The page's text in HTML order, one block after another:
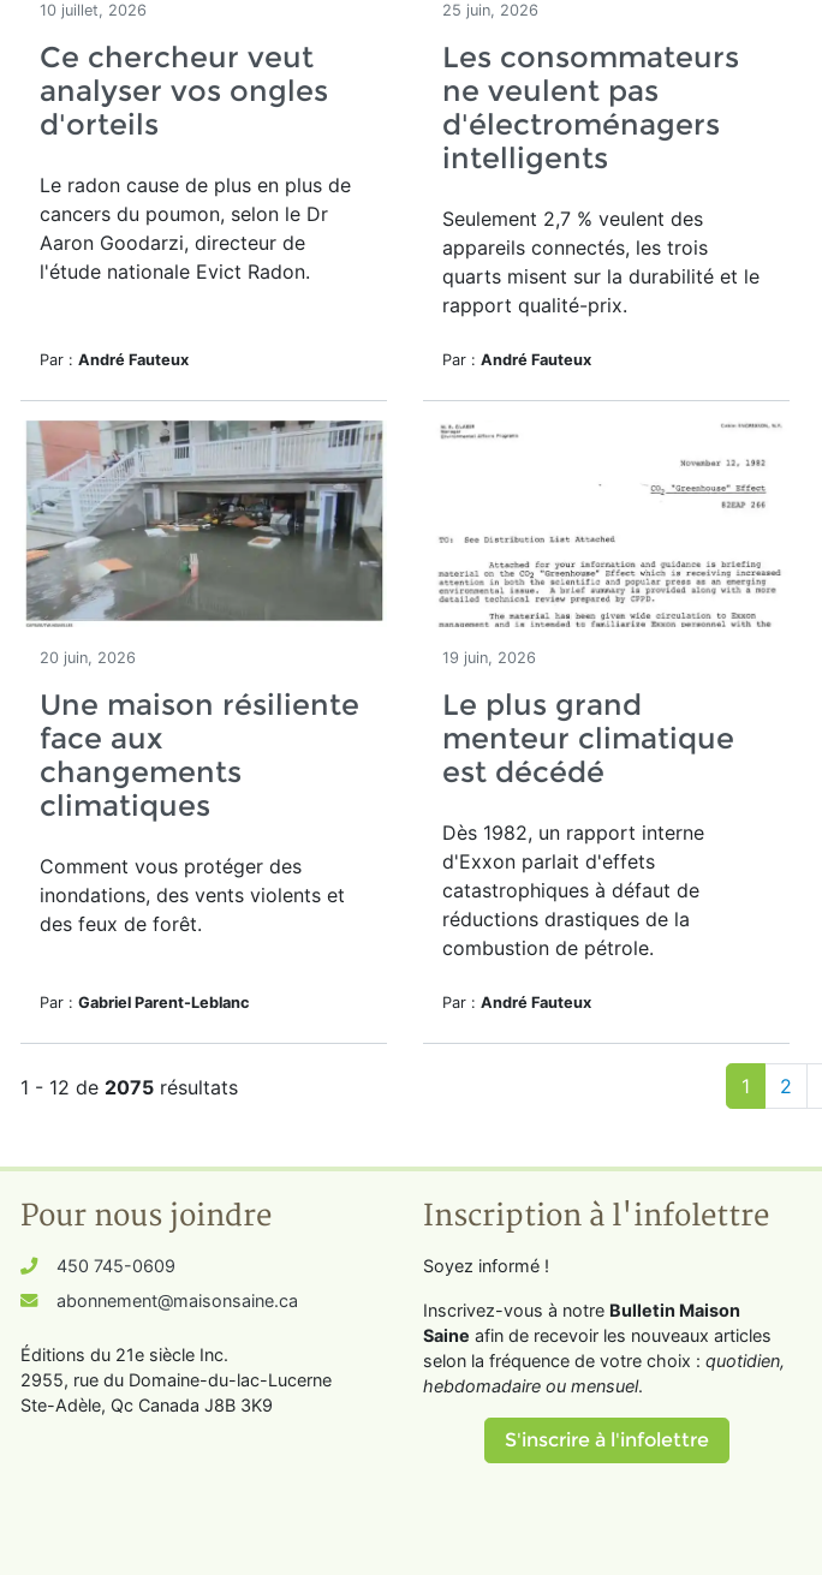
10 juillet, 2026
Ce chercheur veut
analyser vos ongles
d'orteils
Le radon cause de plus en plus de
cancers du poumon, selon le Dr
Aaron Goodarzi, directeur de
l'étude nationale Evict Radon.
Par : André Fauteux
25 juin, 2026
Les consommateurs
ne veulent pas
d'électroménagers
intelligents
Seulement 2,7 % veulent des
appareils connectés, les trois
quarts misent sur la durabilité et le
rapport qualité-prix.
Par : André Fauteux
20 juin, 2026
Une maison résiliente
face aux
changements
climatiques
Comment vous protéger des
inondations, des vents violents et
des feux de forêt.
Par : Gabriel Parent-Leblanc
19 juin, 2026
Le plus grand
menteur climatique
est décédé
Dès 1982, un rapport interne
d'Exxon parlait d'effets
catastrophiques à défaut de
réductions drastiques de la
combustion de pétrole.
Par : André Fauteux
1 - 12 de 2075 résultats 1 2
Pour nous joindre
450 745-0609
abonnement@maisonsaine.ca
Éditions du 21e siècle Inc.
2955, rue du Domaine-du-lac-Lucerne
Ste-Adèle, Qc Canada J8B 3K9
Inscription à l'infolettre
Soyez informé !
Inscrivez-vous à notre Bulletin Maison
Saine afin de recevoir les nouveaux articles
selon la fréquence de votre choix : quotidien,
hebdomadaire ou mensuel.
S'inscrire à l'infolettre